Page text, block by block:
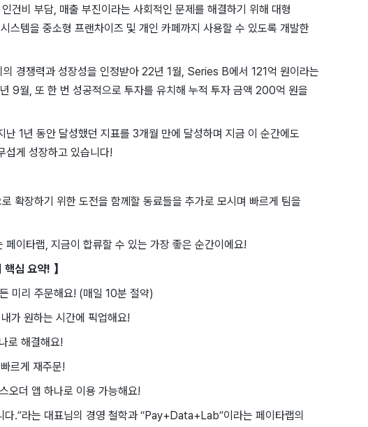
건비 부담, 매출 부진이라는 사회적인 문제를 해결하기 위해 대형
스템을 중소형 프랜차이즈 및 개인 카페까지 사용할 수 있도록 개발한
경쟁력과 성장성을 인정받아 22년 1월, Series B에서 121억 원이라는
9월, 또 한 번 성공적으로 투자를 유치해 누적 투자 금액 200억 원을
1년 동안 달성했던 지표를 3개월 만에 달성하며 지금 이 순간에도
섭게 성장하고 있습니다!
확장하기 위한 도전을 함께할 동료들을 추가로 모시며 빠르게 팀을
이타랩, 지금이 합류할 수 있는 가장 좋은 순간이에요!
심 요약! 】
미리 주문해요! (매일 10분 절약)
가 원하는 시간에 픽업해요!
로 해결해요!
르게 재주문!
오더 앱 하나로 이용 가능해요!
다.”라는 대표님의 경영 철학과 “Pay+Data+Lab”이라는 페이타랩의